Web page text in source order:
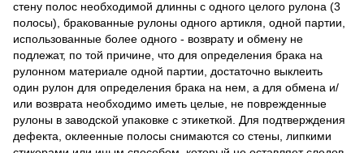
стену полос необходимой длинны с одного целого рулона (3
полосы), бракованные рулоны одного артикля, одной партии,
использованные более одного - возврату и обмену не
подлежат, по той причине, что для определения брака на
рулонном материале одной партии, достаточно выклеить
один рулон для определения брака на нем, а для обмена и/
или возврата необходимо иметь целые, не поврежденные
рулоны в заводской упаковке с этикеткой. Для подтверждения
дефекта, оклеенные полосы снимаются со стены, липкими